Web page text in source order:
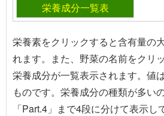
栄養成分一覧表
栄養素をクリックすると含有量の
れます。また、 野菜の名前をクリ
栄養成分が一覧表示されます。値
ものです。栄養成分の種類が多い
「Part.4」まで4段に分けて表示し